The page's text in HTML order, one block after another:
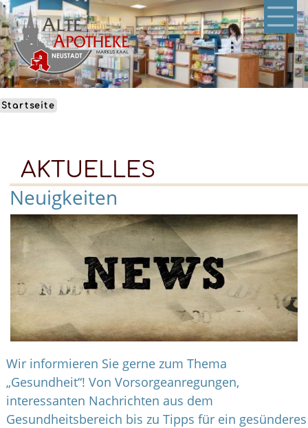
Direkt
zum
Inhalt
Startseite
AKTUELLES
Neuigkeiten
Wir informieren Sie gerne zum Thema
„Gesundheit“! Von Vorsorgeanregungen,
interessanten Nachrichten aus dem
Gesundheitsbereich bis zu Tipps für ein gesünderes